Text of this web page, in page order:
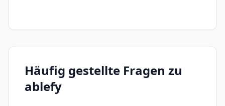
Häufig gestellte Fragen zu
ablefy